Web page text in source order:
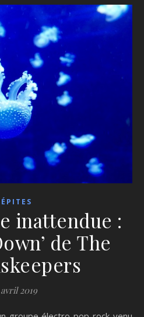
inattendue :
de The
avril 2019